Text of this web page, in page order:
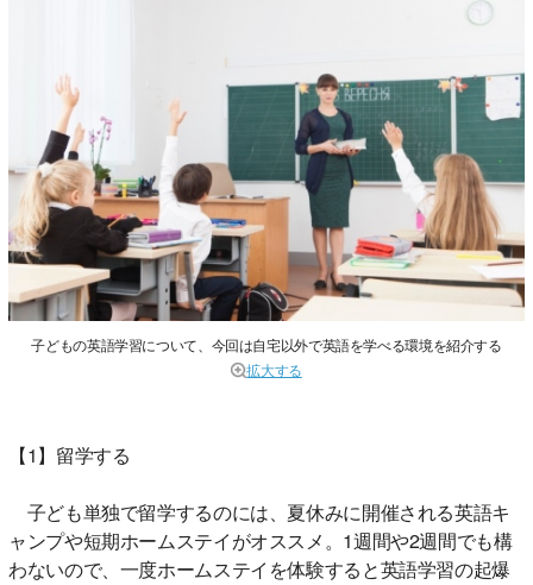
子どもの英語学習について、今回は自宅以外で英語を学べる環境を紹介する
拡大する
【1】留学する
子ども単独で留学するのには、夏休みに開催される英語キ
ャンプや短期ホームステイがオススメ。1週間や2週間でも構
わないので、一度ホームステイを体験すると英語学習の起爆